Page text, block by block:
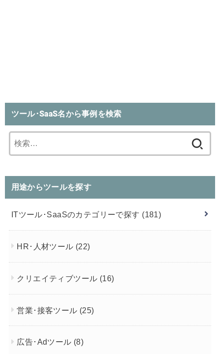
ツール･SaaS名から事例を検索
索:
用途からツールを探す
ITツール･SaaSのカテゴリーで探す (181)
HR･人材ツール (22)
クリエイティブツール (16)
営業･接客ツール (25)
広告･Adツール (8)